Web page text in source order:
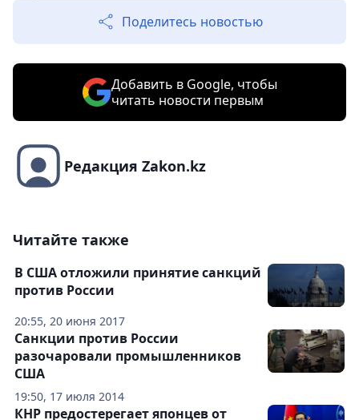
Поделитесь новостью
Добавить в Google, чтобы
читать новости первым
Редакция Zakon.kz
Читайте также
20:55, 20 июня 2017
В США отложили принятие санкций
против России
19:50, 17 июля 2014
Санкции против России
разочаровали промышленников
США
КНР предостерегает японцев от